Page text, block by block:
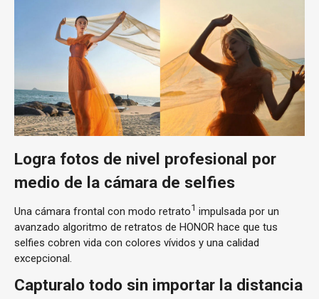
Logra fotos de nivel profesional por
medio de la cámara de selfies
Una cámara frontal con modo retrato1 impulsada por un
avanzado algoritmo de retratos de HONOR hace que tus
selfies cobren vida con colores vívidos y una calidad
excepcional.
Capturalo todo sin importar la distancia